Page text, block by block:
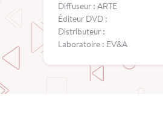
Diffuseur : ARTE
Éditeur DVD :
Distributeur :
Laboratoire : EV&A